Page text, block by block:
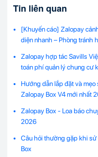
Tin liên quan
[Khuyến cáo] Zalopay
diện nhanh – Phòng tránh
Zalopay hợp tác Savills
toán phí quản lý chung cư
Hướng dẫn lắp đặt và
Zalopay Box V4 mới nhất
Zalopay Box - Loa báo
2026
Câu hỏi thường gặp khi
Box